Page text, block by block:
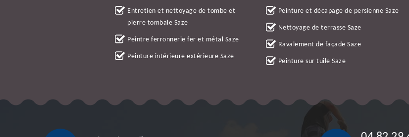
Entretien et nettoyage de tombe et
pierre tombale Saze
Peintre ferronnerie fer et métal Saze
Peinture intérieure extérieure Saze
Peinture et décapage de persienne Saze
Nettoyage de terrasse Saze
Ravalement de façade Saze
Peinture sur tuile Saze